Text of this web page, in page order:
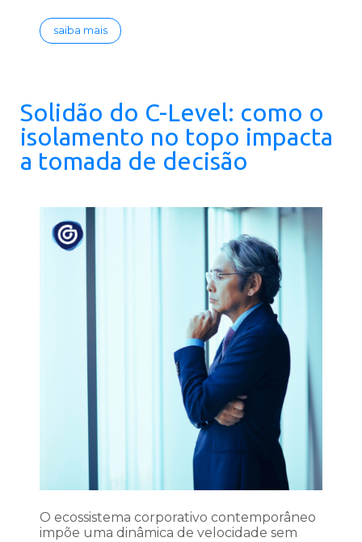
saiba mais
Solidão do C-Level: como o
isolamento no topo impacta
a tomada de decisão
O ecossistema corporativo contemporâneo
impõe uma dinâmica de velocidade sem